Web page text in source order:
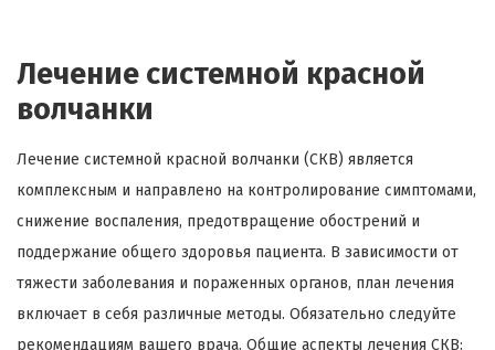
Лечение системной красной
волчанки
Лечение системной красной волчанки (СКВ) является
комплексным и направлено на контролирование симптомами,
снижение воспаления, предотвращение обострений и
поддержание общего здоровья пациента. В зависимости от
тяжести заболевания и пораженных органов, план лечения
включает в себя различные методы. Обязательно следуйте
рекомендациям вашего врача. Общие аспекты лечения СКВ: